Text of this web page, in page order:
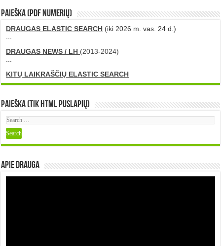
PAIEŠKA (PDF numerių)
DRAUGAS ELASTIC SEARCH (iki 2026 m. vas. 24 d.)
DRAUGAS NEWS / LH (2013-2024)
KITŲ LAIKRAŠČIŲ ELASTIC SEARCH
Paieška (tik HTML puslapių)
Apie DRAUGA